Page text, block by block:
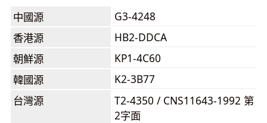
中國源
G3-4248
香港源
HB2-DDCA
朝鮮源
KP1-4C60
韓國源
K2-3B77
台灣源
T2-4350 / CNS11643-1992 第
2字面